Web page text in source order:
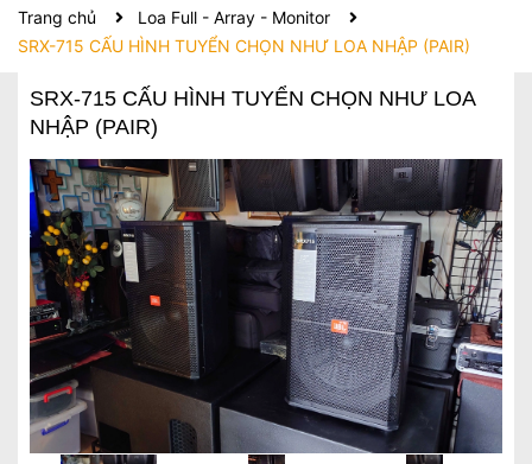
Trang chủ
Loa Full - Array - Monitor
SRX-715 CẤU HÌNH TUYỂN CHỌN NHƯ LOA NHẬP (PAIR)
SRX-715 CẤU HÌNH TUYỂN CHỌN NHƯ LOA
NHẬP (PAIR)